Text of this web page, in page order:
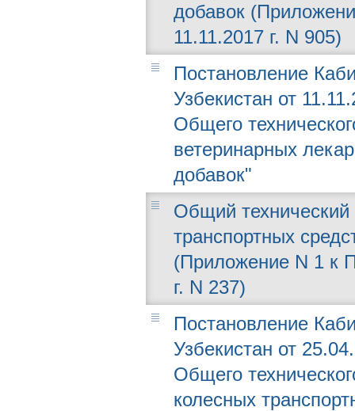
добавок
11.11.2017 г. N 905)
Постановление
Узбекистан от
Общего
ветеринарных
добавок"
Общий технический
транспортных
(Приложение N 1 к
г. N 237)
Постановление
Узбекистан от
Общего
колесных